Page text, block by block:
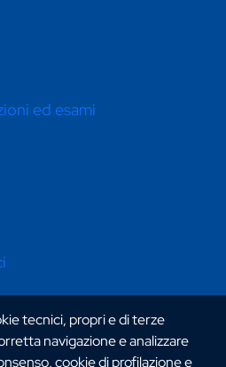
tecnici, propri e di terze
navigazione e analizzare
cookie di profilazione e
ed esami